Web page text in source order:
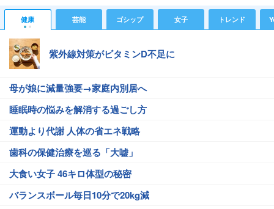
健康 芸能 ゴシップ 女子 トレンド
紫外線対策がビタミンD不足に
母が娘に減量強要→家庭内別居へ
睡眠時の悩みを解消する過ごし方
運動より代謝 人体の省エネ戦略
歯科の保健治療を巡る「大嘘」
大食い女子 46キロ体型の秘密
バランスボール毎日10分で20kg減